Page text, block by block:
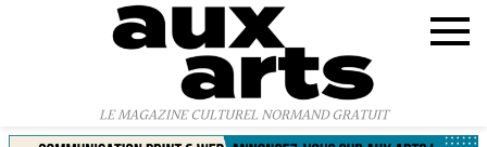
LE MAGAZINE CULTUREL NORMAND GRATUIT
Panneau de gestion des cookies